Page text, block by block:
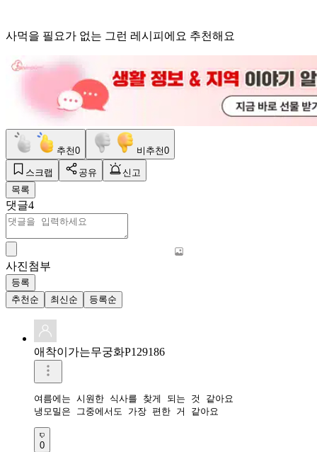
사먹을 필요가 없는 그런 레시피에요 추천해요
추천0 비추천0
스크랩 공유
신고
목록
댓글4
사진첨부
등록
추천순
최신순 등록순
애착이가는무궁화P129186
여름에는 시원한 식사를 찾게 되는 것 같아요
냉모밀은 그중에서도 가장 편한 거 같아요
0